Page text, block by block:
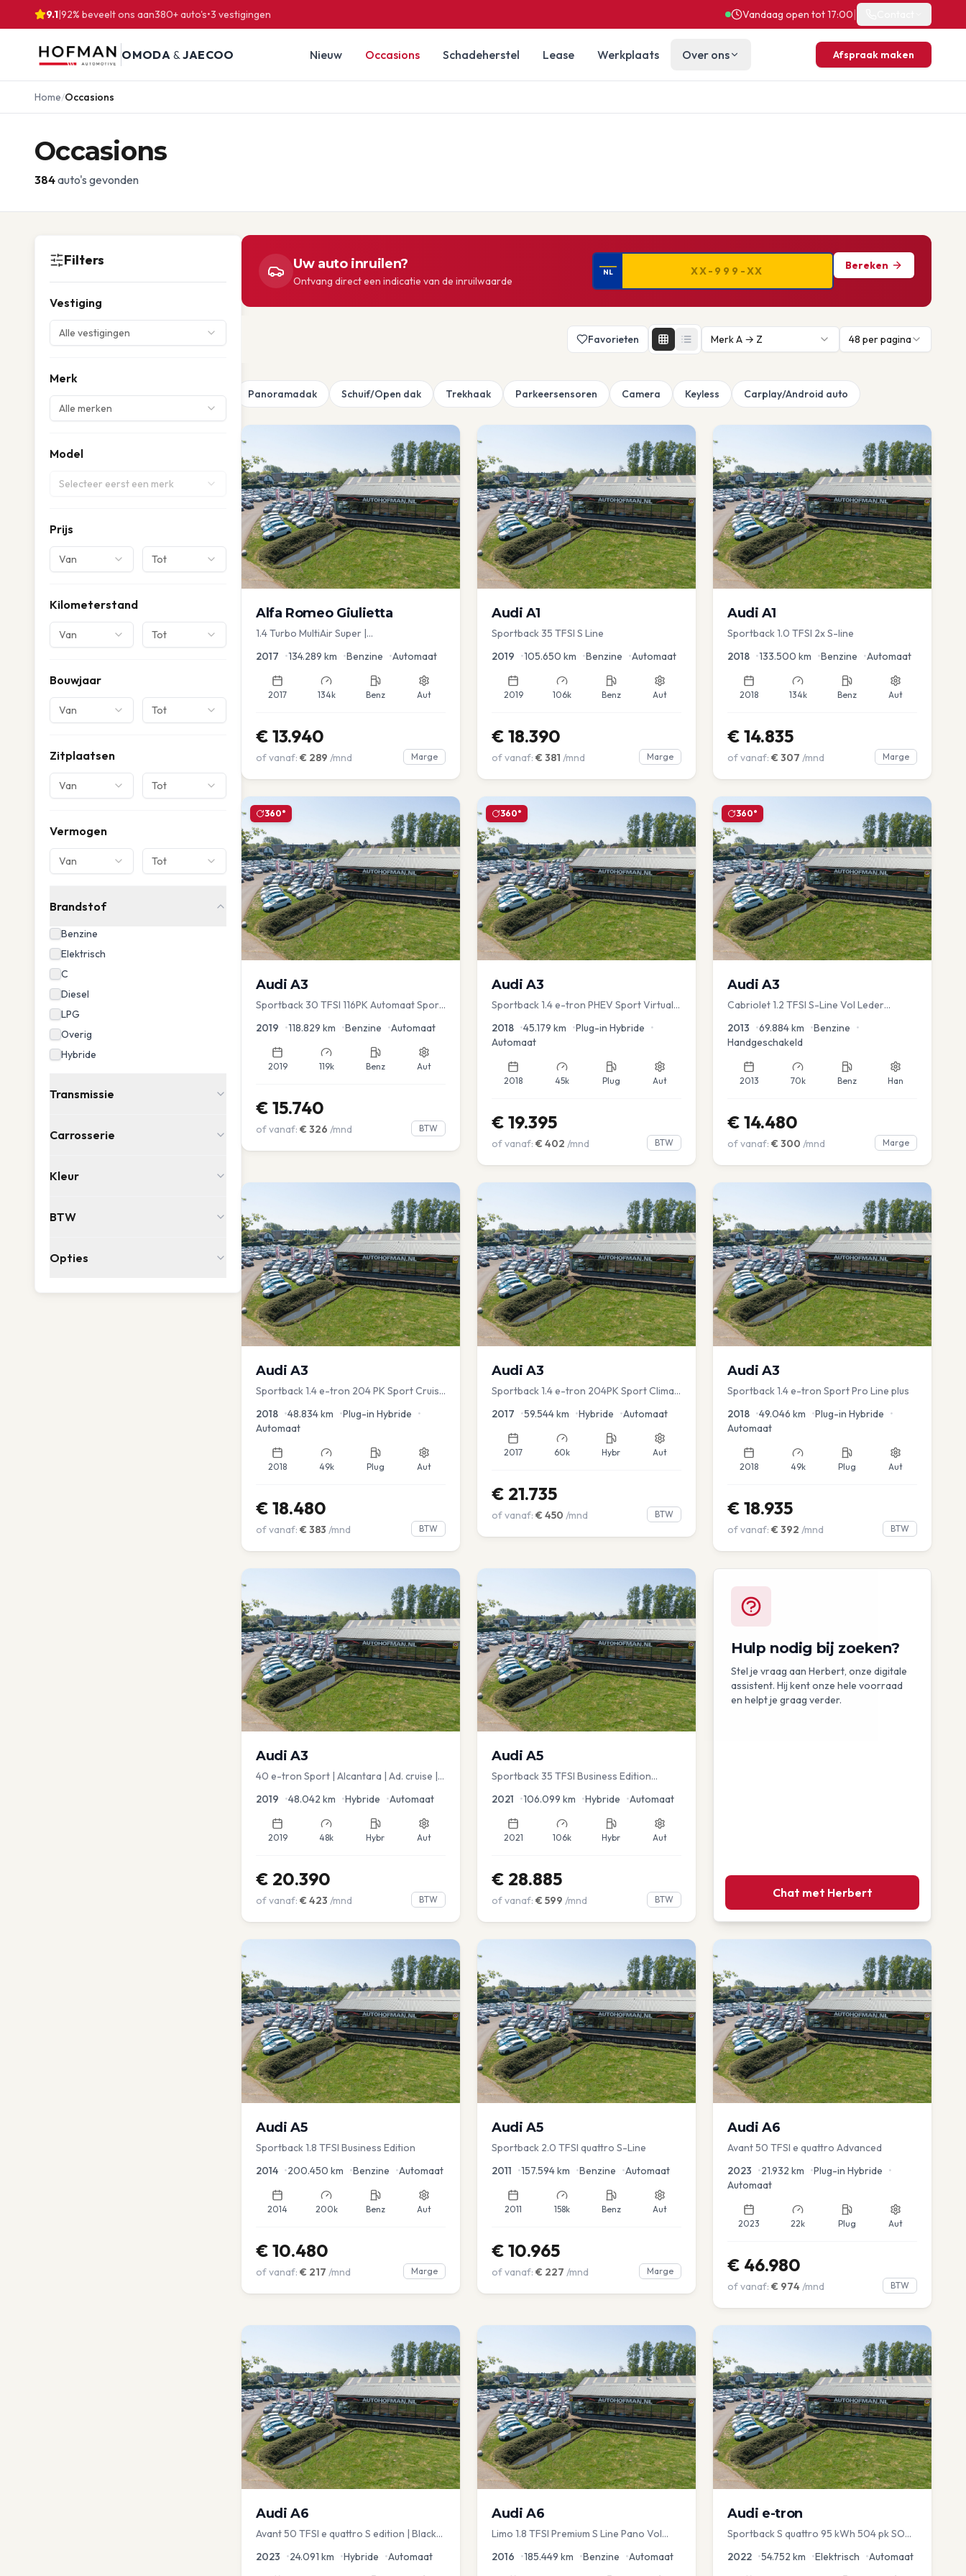
9.1|92% beveelt ons aan380+ auto's•3 vestigingen Vandaag open tot 17:00
OMODA &JAECOO Nieuw Occasions Schadeherstel Lease Werkplaats Over ons Afspraak maken
Home/Occasions
Occasions
384auto's gevonden
Filters
Vestiging
Alle vestigingen
Merk
Alle merken
Model
Selecteer eerst een merk
Prijs
Van Tot
Kilometerstand
Van Tot
Bouwjaar
Van Tot
Zitplaatsen
Van Tot
Vermogen
Van Tot
Brandstof
Benzine
Elektrisch
C
Diesel
LPG
Overig
Hybride
Transmissie
Carrosserie
Kleur
BTW
Opties
Uw auto inruilen?
Ontvang direct een indicatie van de inruilwaarde
NL
Bereken
Favorieten Merk A → Z 48 per pagina
Panoramadak Schuif/Open dak Trekhaak Parkeersensoren Camera Keyless Carplay/Android auto
Alfa Romeo Giulietta
1.4 Turbo MultiAir Super |
2017 •134.289 km •Benzine •Automaat
2017 134k Benz Aut
€ 13.940
of vanaf: € 289 /mnd Marge
Audi A1
Sportback 35 TFSI S Line
2019 •105.650 km •Benzine •Automaat
2019 106k Benz Aut
€ 18.390
of vanaf: € 381 /mnd Marge
Audi A1
Sportback 1.0 TFSI 2x S-line
2018 •133.500 km •Benzine •Automaat
2018 134k Benz Aut
€ 14.835
of vanaf: € 307 /mnd Marge
360°
Audi A3
Sportback 30 TFSI 116PK Automaat Sport
2019 •118.829 km •Benzine •Automaat
2019 119k Benz Aut
€ 15.740
of vanaf: € 326 /mnd BTW
360°
Audi A3
Sportback 1.4 e-tron PHEV Sport Virtual
2018 •45.179 km •Plug-in Hybride •
Automaat
2018 45k Plug Aut
€ 19.395
of vanaf: € 402 /mnd BTW
360°
Audi A3
Cabriolet 1.2 TFSI S-Line Vol Leder
2013 •69.884km •Benzine •
Handgeschakeld
2013 70k Benz Han
€ 14.480
of vanaf: € 300 /mnd Marge
Audi A3
Sportback 1.4 e-tron 204 PK Sport Cruise
2018 •48.834km •Plug-in Hybride •
Automaat
2018 49k Plug Aut
€ 18.480
of vanaf: € 383 /mnd BTW
Audi A3
Sportback 1.4 e-tron 204PK Sport Clima
2017 •59.544km •Hybride •Automaat
2017 60k Hybr Aut
€ 21.735
of vanaf: € 450 /mnd BTW
Audi A3
Sportback 1.4 e-tron Sport Pro Line plus
2018 •49.046 km •Plug-in Hybride •
Automaat
2018 49k Plug Aut
€ 18.935
of vanaf: € 392 /mnd BTW
Audi A3
40 e-tron Sport | Alcantara | Ad. cruise |
2019 •48.042 km •Hybride •Automaat
2019 48k Hybr Aut
€ 20.390
of vanaf: € 423 /mnd BTW
Audi A5
Sportback 35 TFSI Business Edition
2021 •106.099 km •Hybride •Automaat
2021 106k Hybr Aut
€ 28.885
of vanaf: € 599 /mnd BTW
Hulp nodig bij zoeken?
Stel je vraag aan Herbert, onze digitale
assistent. Hij kent onze hele voorraad
en helpt je graag verder.
Chat met Herbert
Audi A5
Sportback 1.8 TFSI Business Edition
2014 •200.450 km •Benzine •Automaat
2014 200k Benz Aut
€ 10.480
of vanaf: € 217 /mnd Marge
Audi A5
Sportback 2.0 TFSI quattro S-Line
2011 •157.594km •Benzine •Automaat
2011 158k Benz Aut
€ 10.965
of vanaf: € 227 /mnd Marge
Audi A6
Avant 50 TFSI e quattro Advanced
2023 •21.932 km •Plug-in Hybride •
Automaat
2023 22k Plug Aut
€ 46.980
of vanaf: € 974 /mnd BTW
Audi A6
Avant 50 TFSI e quattro S edition | Black
Virtual
2023 •24.091 km •Hybride •Automaat
Audi A6
Limo 1.8 TFSI Premium S Line Pano Vol
aKlep
2016 •185.449 km •Benzine •Automaat
Audi e-tron
Sportback S quattro 95 kWh 504 pk SOH
klep Memory Seat
2022 •54.752 km •Elektrisch •Automaat